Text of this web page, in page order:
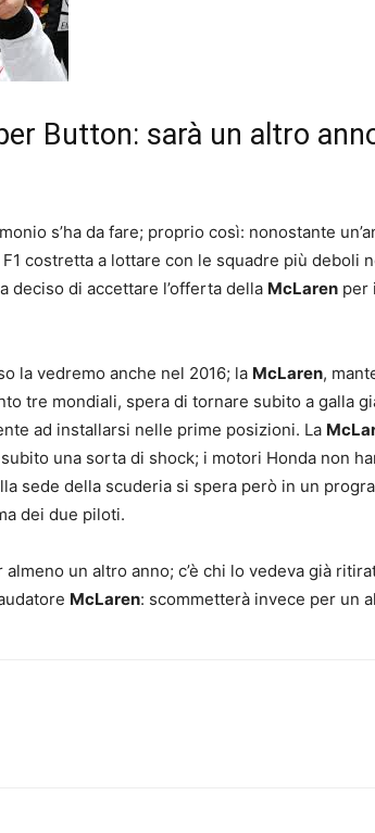
Button: sarà un altro
s’ha da fare; proprio così: nonostante
costretta a lottare con le squadre più deboli
deciso di accettare l’offerta della McLaren per
la vedremo anche nel 2016; la McLaren,
tre mondiali, spera di tornare subito a galla
ad installarsi nelle prime posizioni. La
una sorta di shock; i motori Honda non
sede della scuderia si spera però in un
dei due piloti.
un altro anno; c’è chi lo vedeva già
McLaren: scommetterà invece per un